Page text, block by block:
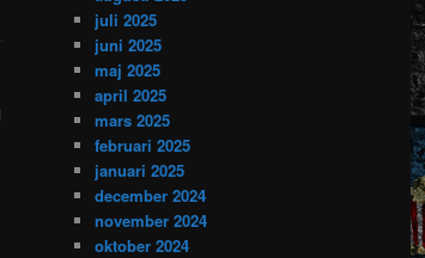
juli 2025
juni 2025
maj 2025
april 2025
mars 2025
februari 2025
januari 2025
december 2024
november 2024
oktober 2024